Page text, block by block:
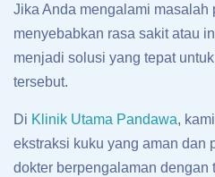
Jika Anda mengalami masalah
menyebabkan rasa sakit atau
menjadi solusi yang tepat
tersebut.
Di Klinik Utama Pandawa,
ekstraksi kuku yang aman dan
dokter berpengalaman dengan